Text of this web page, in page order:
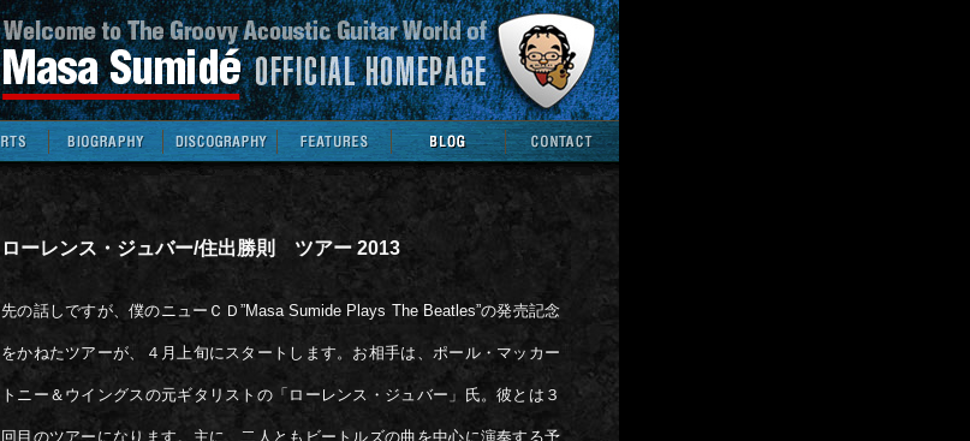
ローレンス・ジュバー/住出勝則 ツアー 2013
先の話しですが、僕のニューＣＤ”Masa Sumide Plays The Beatles”の発売記念
をかねたツアーが、４月上旬にスタートします。お相手は、ポール・マッカー
トニー＆ウイングスの元ギタリストの「ローレンス・ジュバー」氏。彼とは３
回目のツアーになります。主に、二人ともビートルズの曲を中心に演奏する予